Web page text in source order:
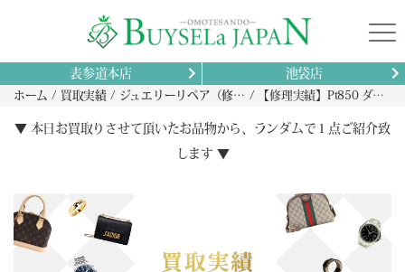
表参道本店 池袋店
ホーム 買取実績 ジュエリーリペア（修理）実績 【修理実績】Pt850 ダイヤ ネックレス 変形したボールチェーンをレーザー加工で整える修理
▼ 本日お買取りさせて頂いたお品物から、ランダムで１点ご紹介致
します ▼